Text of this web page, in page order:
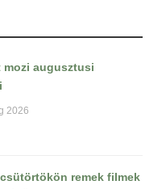
mozi augusztusi
2026
remek filmek